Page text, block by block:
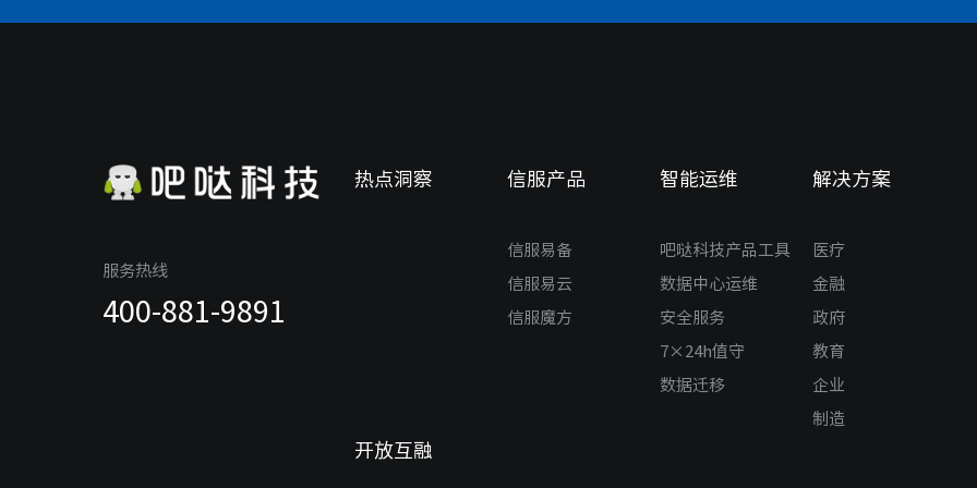
服务热线
400-881-9891
热点洞察 信服产品
信服易备
信服易云
信服魔方
智能运维
吧哒科技产品工具
数据中心运维
安全服务
7×24h值守
数据迁移
解决方案
医疗
金融
政府
教育
企业
制造
开放互融